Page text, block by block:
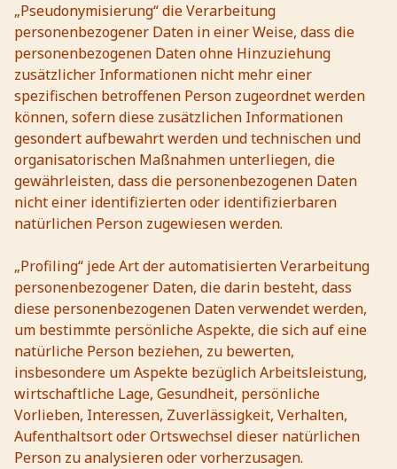
„Pseudonymisierung“ die Verarbeitung
personenbezogener Daten in einer Weise, dass die
personenbezogenen Daten ohne Hinzuziehung
zusätzlicher Informationen nicht mehr einer
spezifischen betroffenen Person zugeordnet werden
können, sofern diese zusätzlichen Informationen
gesondert aufbewahrt werden und technischen und
organisatorischen Maßnahmen unterliegen, die
gewährleisten, dass die personenbezogenen Daten
nicht einer identifizierten oder identifizierbaren
natürlichen Person zugewiesen werden.
„Profiling“ jede Art der automatisierten Verarbeitung
personenbezogener Daten, die darin besteht, dass
diese personenbezogenen Daten verwendet werden,
um bestimmte persönliche Aspekte, die sich auf eine
natürliche Person beziehen, zu bewerten,
insbesondere um Aspekte bezüglich Arbeitsleistung,
wirtschaftliche Lage, Gesundheit, persönliche
Vorlieben, Interessen, Zuverlässigkeit, Verhalten,
Aufenthaltsort oder Ortswechsel dieser natürlichen
Person zu analysieren oder vorherzusagen.